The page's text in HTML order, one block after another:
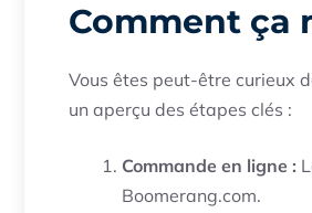
Comment ça
Vous êtes peut-être curieux
un aperçu des étapes clés :
Commande en ligne :
Boomerang.com.